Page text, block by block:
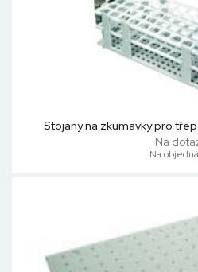
Stojany na zkumavky pro
Na
Na